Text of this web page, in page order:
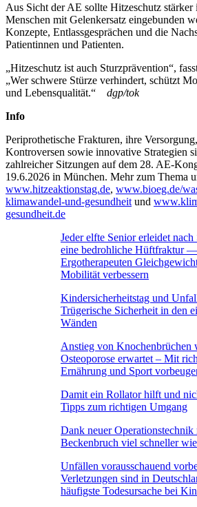
Aus Sicht der AE sollte Hitzeschutz stärker
Menschen mit Gelenkersatz eingebunden
Konzepte, Entlassgesprächen und die
Patientinnen und Patienten.
„Hitzeschutz ist auch Sturzprävention“,
„Wer schwere Stürze verhindert, schützt
und Lebensqualität.“ dgp/tok
Info
Periprothetische Frakturen, ihre
Kontroversen sowie innovative Strategien
zahlreicher Sitzungen auf dem 28. AE-
19.6.2026 in München. Mehr zum Thema
www.hitzeaktionstag.de, www.bioeg.de/
klimawandel-und-gesundheit und
gesundheit.de
Jeder elfte Senior erleidet nach
eine bedrohliche Hüftfraktur
Ergotherapeuten
Mobilität verbessern
Kindersicherheitstag und
Trügerische Sicherheit in den
Wänden
Anstieg von Knochenbrüchen
Osteoporose erwartet – Mit
Ernährung und Sport
Damit ein Rollator hilft und
Tipps zum richtigen Umgang
Dank neuer Operationstechnik
Beckenbruch viel schneller
Unfällen vorausschauend
Verletzungen sind in
häufigste Todesursache bei